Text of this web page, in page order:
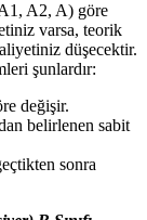
A2, A) göre
varsa, teorik
düşecektir.
şunlardır:
değişir.
belirlenen sabit
sonra